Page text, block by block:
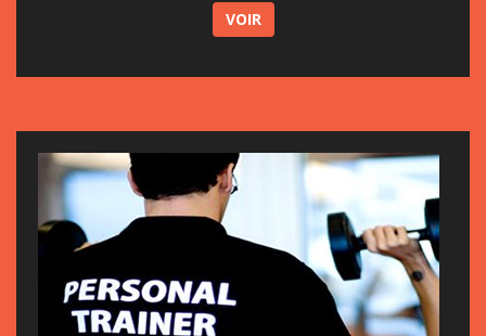
VOIR